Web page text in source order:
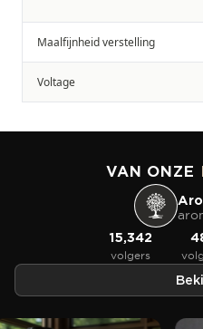
Maalfijnheid verstelling
Voltage
VAN ONZE
15,342
volgers